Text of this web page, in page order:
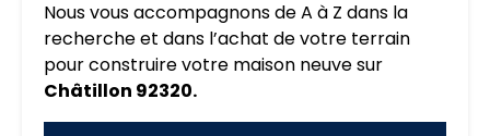
Nous vous accompagnons de A à Z dans la
recherche et dans l’achat de votre terrain
pour construire votre maison neuve sur
Châtillon 92320.